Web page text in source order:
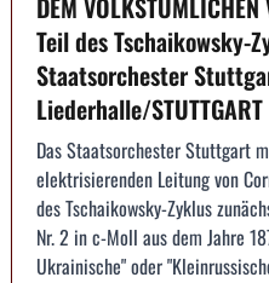
DEM
Teil des Tschaikowsky-
Staatsorchester
Liederhalle/STUTTGART
Das Staatsorchester Stuttgart
elektrisierenden Leitung von
des Tschaikowsky-Zyklus
Nr. 2 in c-Moll aus dem Jahre
Ukrainische" oder